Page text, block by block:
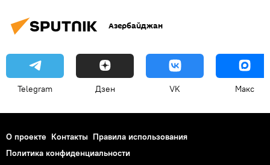
Азербайджан
Telegram Дзен VK Макс
О проекте Контакты Правила использования
Политика конфиденциальности